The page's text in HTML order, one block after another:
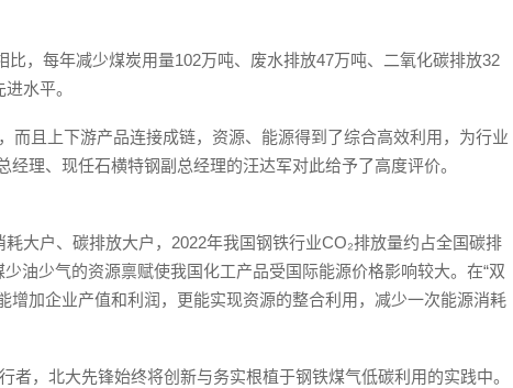
，每年减少煤炭用量102万吨、废水排放47万吨、二氧化碳排放32
水平。
而且上下游产品连接成链，资源、能源得到了综合高效利用，为行业
理、现任石横特钢副总经理的汪达军对此给予了高度评价。
大户、碳排放大户，2022年我国钢铁行业CO₂排放量约占全国碳排
油少气的资源禀赋使我国化工产品受国际能源价格影响较大。在“双
增加企业产值和利润，更能实现资源的整合利用，减少一次能源消耗
，北大先锋始终将创新与务实根植于钢铁煤气低碳利用的实践中。